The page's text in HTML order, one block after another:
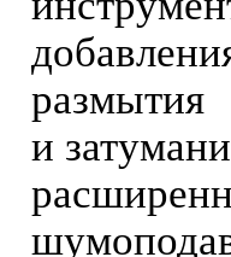
размытия
и